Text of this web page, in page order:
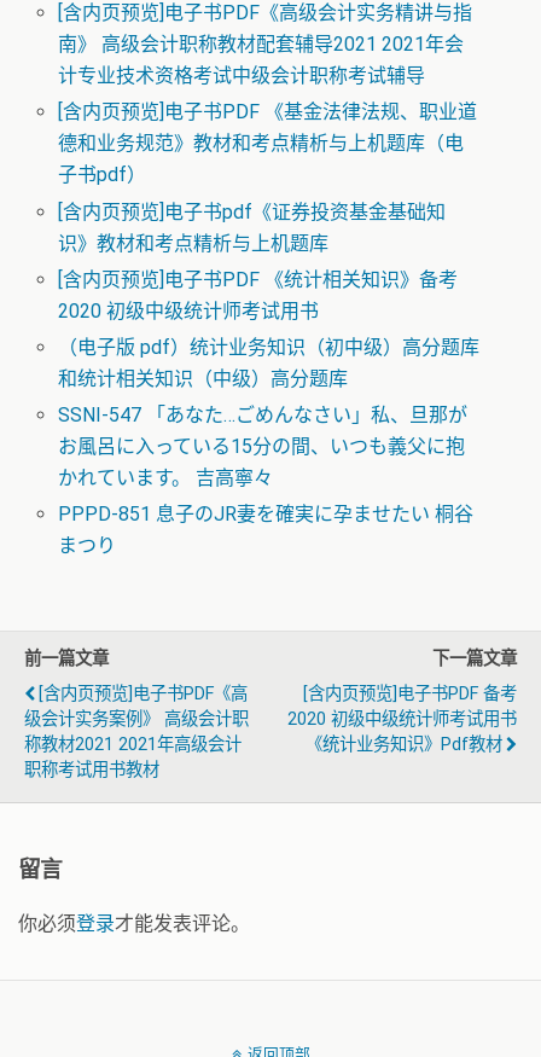
[含内页预览]电子书PDF《高级会计实务精讲与指
南》 高级会计职称教材配套辅导2021 2021年会
计专业技术资格考试中级会计职称考试辅导
[含内页预览]电子书PDF 《基金法律法规、职业道
德和业务规范》教材和考点精析与上机题库（电
子书pdf）
[含内页预览]电子书pdf《证券投资基金基础知
识》教材和考点精析与上机题库
[含内页预览]电子书PDF 《统计相关知识》备考
2020 初级中级统计师考试用书
（电子版 pdf）统计业务知识（初中级）高分题库
和统计相关知识（中级）高分题库
SSNI-547 「あなた…ごめんなさい」私、旦那が
お風呂に入っている15分の間、いつも義父に抱
かれています。 吉高寧々
PPPD-851 息子のJR妻を確実に孕ませたい 桐谷
まつり
前一篇文章
[含内页预览]电子书PDF《高
级会计实务案例》 高级会计职
称教材2021 2021年高级会计
职称考试用书教材
下一篇文章
[含内页预览]电子书PDF 备考
2020 初级中级统计师考试用书
《统计业务知识》pdf教材
留言
你必须登录才能发表评论。